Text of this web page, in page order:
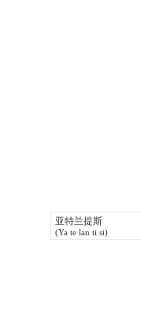
亚特兰提斯
(Ya te lan ti si)